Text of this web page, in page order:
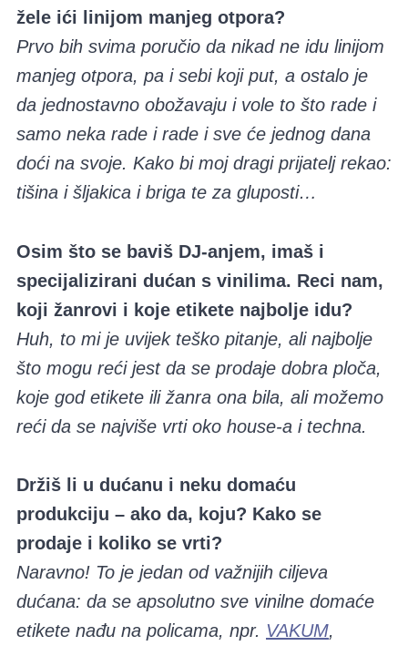
žele ići linijom manjeg otpora?
Prvo bih svima poručio da nikad ne idu linijom
manjeg otpora, pa i sebi koji put, a ostalo je
da jednostavno obožavaju i vole to što rade i
samo neka rade i rade i sve će jednog dana
doći na svoje. Kako bi moj dragi prijatelj rekao:
tišina i šljakica i briga te za gluposti…
Osim što se baviš DJ-anjem, imaš i
specijalizirani dućan s vinilima. Reci nam,
koji žanrovi i koje etikete najbolje idu?
Huh, to mi je uvijek teško pitanje, ali najbolje
što mogu reći jest da se prodaje dobra ploča,
koje god etikete ili žanra ona bila, ali možemo
reći da se najviše vrti oko house-a i techna.
Držiš li u dućanu i neku domaću
produkciju – ako da, koju? Kako se
prodaje i koliko se vrti?
Naravno! To je jedan od važnijih ciljeva
dućana: da se apsolutno sve vinilne domaće
etikete nađu na policama, npr. VAKUM,